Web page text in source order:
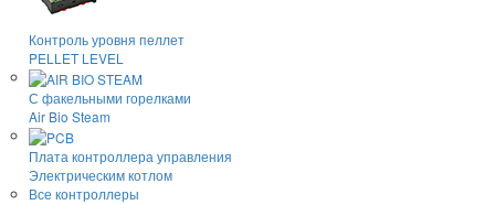
Контроль уровня пеллет
PELLET LEVEL
С факельными горелками
Air Bio Steam
Плата контроллера управления
Электрическим котлом
Все контроллеры